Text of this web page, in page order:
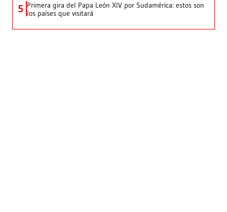
5 Primera gira del Papa León XIV por Sudamérica: estos son
los países que visitará